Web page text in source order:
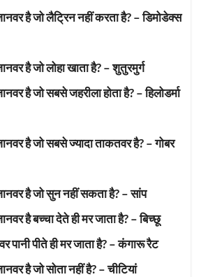
है जो लैट्रिन नहीं करता है? –डिमोडेक्स
है जो लोहा खाता है? –शुतुरमुर्ग
है जो सबसे जहरीला होता है? –हिलोडर्मा
है जो सबसे ज्यादा ताकतवर है? –गोबर
है जो सुन नहीं सकता है? –सांप
है बच्चा देते ही मर जाता है? –बिच्छू
पानी पीते ही मर जाता है? –कंगारू रैट
है जो सोता नहीं है? –चीटियां